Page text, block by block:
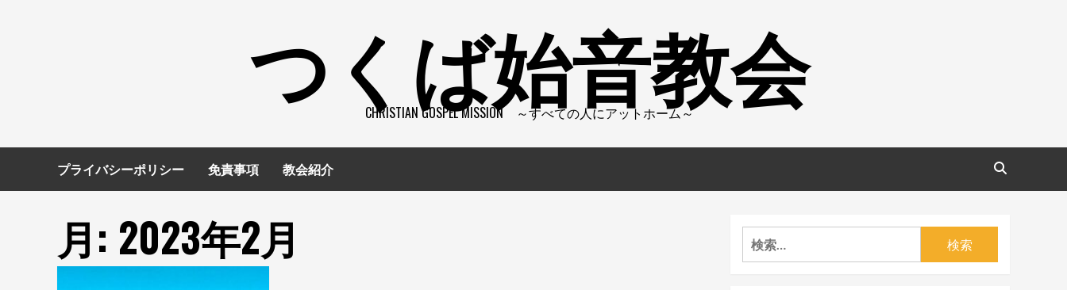
キ
プ
つくば始音教会
CHRISTIAN GOSPEL MISSION ～すべての人にアットホーム～
プライバシーポリシー 免責事項 教会紹介
月: 2023年2月
検
索: